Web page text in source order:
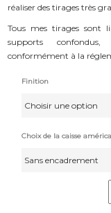
réaliser des tirages très
Tous mes tirages sont
supports
conformément à la
Finition
Choix de la caisse